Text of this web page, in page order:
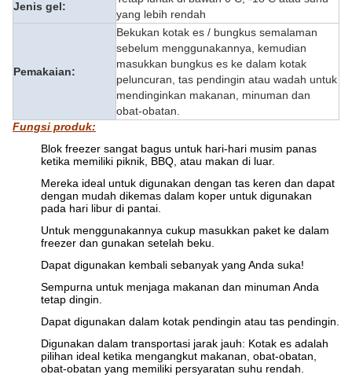
Jenis gel:
yang lebih rendah
Pemakaian:
Bekukan kotak es / bungkus semalaman
sebelum menggunakannya, kemudian
masukkan bungkus es ke dalam kotak
peluncuran, tas pendingin atau wadah untuk
mendinginkan makanan, minuman dan
obat-obatan.
Fungsi produk:
Blok freezer sangat bagus untuk hari-hari musim panas
ketika memiliki piknik, BBQ, atau makan di luar.
Mereka ideal untuk digunakan dengan tas keren dan dapat
dengan mudah dikemas dalam koper untuk digunakan
pada hari libur di pantai.
Untuk menggunakannya cukup masukkan paket ke dalam
freezer dan gunakan setelah beku.
Dapat digunakan kembali sebanyak yang Anda suka!
Sempurna untuk menjaga makanan dan minuman Anda
tetap dingin.
Dapat digunakan dalam kotak pendingin atau tas pendingin.
Digunakan dalam transportasi jarak jauh: Kotak es adalah
pilihan ideal ketika mengangkut makanan, obat-obatan,
obat-obatan yang memiliki persyaratan suhu rendah.